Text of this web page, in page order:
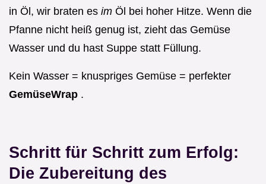
in Öl, wir braten es im Öl bei hoher Hitze. Wenn die
Pfanne nicht heiß genug ist, zieht das Gemüse
Wasser und du hast Suppe statt Füllung.
Kein Wasser = knuspriges Gemüse = perfekter
GemüseWrap .
Schritt für Schritt zum Erfolg:
Die Zubereitung des